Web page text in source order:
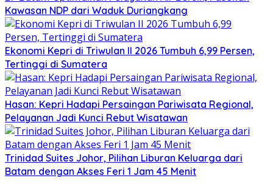
Kawasan NDP dari Waduk Duriangkang
Ekonomi Kepri di Triwulan II 2026 Tumbuh 6,99 Persen,
Tertinggi di Sumatera
Hasan: Kepri Hadapi Persaingan Pariwisata Regional,
Pelayanan Jadi Kunci Rebut Wisatawan
Trinidad Suites Johor, Pilihan Liburan Keluarga dari
Batam dengan Akses Feri 1 Jam 45 Menit